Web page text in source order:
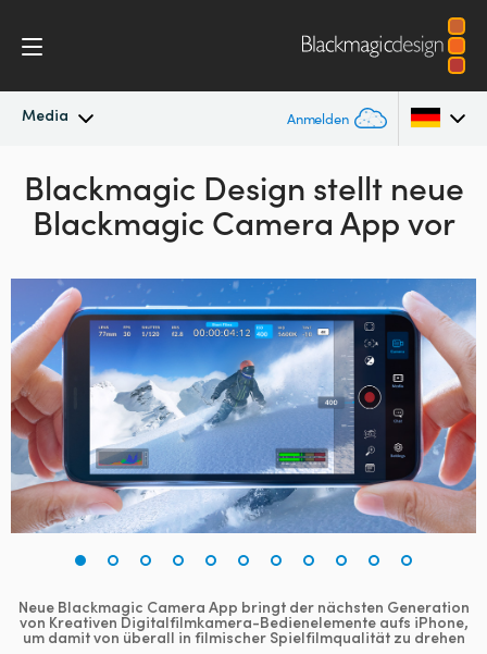
Media Anmelden
Neueste Nachrichten
Nachrichtenarchiv
Pressebilder
Argentina
Australia
Brazil
Canada
Denmark
Finland
France
Germany
Hong Kong SAR, China
Blackmagic Design stellt neue
Blackmagic Camera App vor
Neue Blackmagic Camera App bringt der nächsten Generation
von Kreativen Digitalfilmkamera-Bedienelemente aufs iPhone,
um damit von überall in filmischer Spielfilmqualität zu drehen